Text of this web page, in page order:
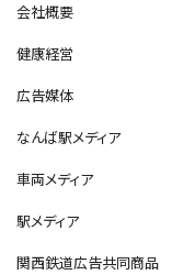
会社概要
健康経営
広告媒体
なんば駅メディア
車両メディア
駅メディア
関西鉄道広告共同商品